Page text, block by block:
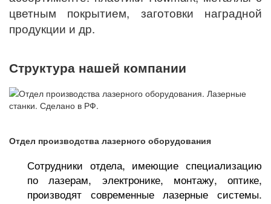
цветным покрытием, заготовки наградной
продукции и др.
Структура нашей компании
Отдел производства лазерного оборудования
Сотрудники отдела, имеющие специализацию
по лазерам, электронике, монтажу, оптике,
производят современные лазерные системы.